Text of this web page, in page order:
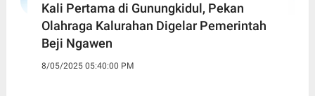
Kali Pertama di Gunungkidul, Pekan
Olahraga Kalurahan Digelar Pemerintah
Beji Ngawen
8/05/2025 05:40:00 PM